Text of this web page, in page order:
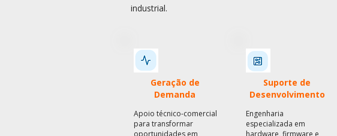
industrial.
Geração de
Demanda
Apoio técnico-comercial
para transformar
oportunidades em
Suporte de
Desenvolvimento
Engenharia
especializada em
hardware, firmware e